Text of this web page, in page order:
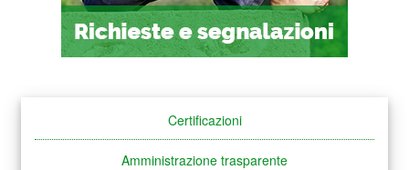
Certificazioni
Amministrazione trasparente